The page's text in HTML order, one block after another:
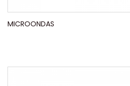
MICROONDAS